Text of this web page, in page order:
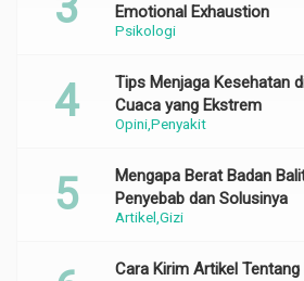
Psikologi
Emotional Exhaustion
OpiniPenyakit
Tips Menjaga Kesehatan
Cuaca yang Ekstrem
Artikel Gizi
Mengapa Berat Badan
Penyebab dan Solusinya
Cara Kirim Artikel